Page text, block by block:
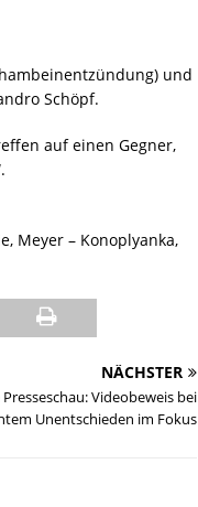
und
Schöpf.
auf einen Gegner,
Meyer – Konoplyanka,
NÄCHSTER
Videobeweis bei
Unentschieden im Fokus